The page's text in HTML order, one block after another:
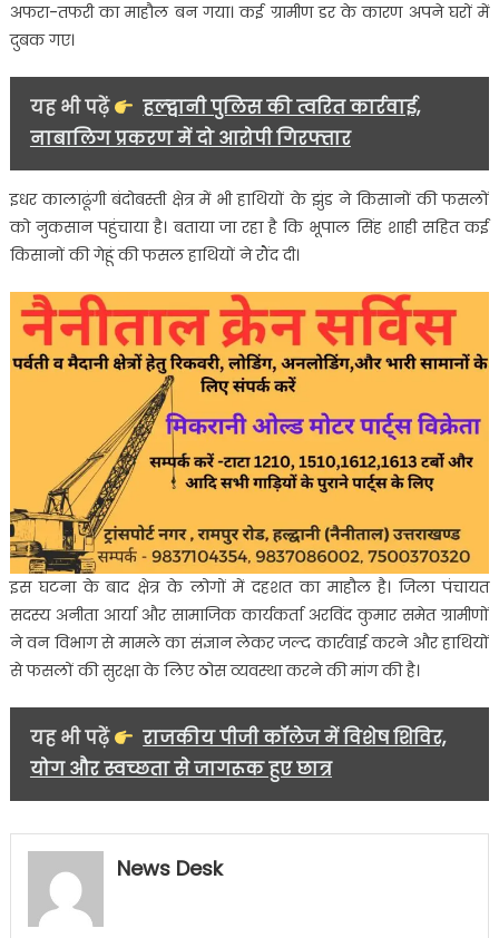
अफरा-तफरी का माहौल बन गया। कई ग्रामीण डर के कारण अपने घरों में
दुबक गए।
यह भी पढ़ें
हल्द्वानी पुलिस की त्वरित कार्रवाई,
नाबालिग प्रकरण में दो आरोपी गिरफ्तार
इधर कालाढूंगी बंदोबस्ती क्षेत्र में भी हाथियों के झुंड ने किसानों की फसलों
को नुकसान पहुंचाया है। बताया जा रहा है कि भूपाल सिंह शाही सहित कई
किसानों की गेहूं की फसल हाथियों ने रौंद दी।
इस घटना के बाद क्षेत्र के लोगों में दहशत का माहौल है। जिला पंचायत
सदस्य अनीता आर्या और सामाजिक कार्यकर्ता अरविंद कुमार समेत ग्रामीणों
ने वन विभाग से मामले का संज्ञान लेकर जल्द कार्रवाई करने और हाथियों
से फसलों की सुरक्षा के लिए ठोस व्यवस्था करने की मांग की है।
यह भी पढ़ें
राजकीय पीजी कॉलेज में विशेष शिविर,
योग और स्वच्छता से जागरूक हुए छात्र
News Desk